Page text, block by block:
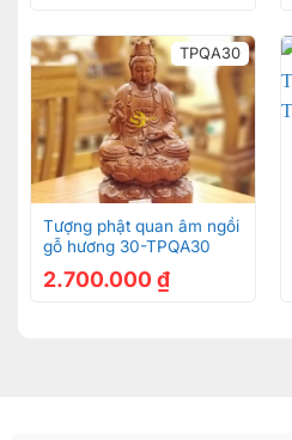
TPQA30
Tượng phật quan âm ngồi
gỗ hương 30-TPQA30
2.700.000 ₫